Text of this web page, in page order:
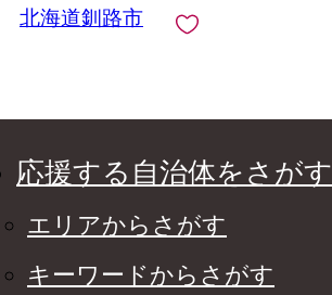
北海道釧路市
応援する自治体をさがす
エリアからさがす
キーワードからさがす